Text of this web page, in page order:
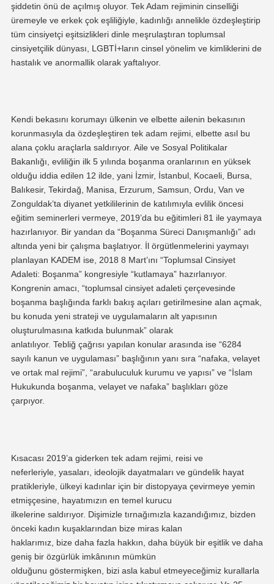
şiddetin önü de açılmış oluyor. Tek Adam rejiminin cinselliği
üremeyle ve erkek çok eşliliğiyle, kadınlığı annelikle özdeşleştirip
tüm cinsiyetçi eşitsizlikleri dinle meşrulaştıran toplumsal
cinsiyetçilikdünyası , LGBTİ+ların cinsel yönelim ve kimliklerini de
hastalık ve anormallik olarak yaftalıyor.
Kendi bekasını korumayı ülkenin ve elbette ailenin bekasının
korunmasıyla da özdeşleştiren tek adam rejimi, elbette asıl bu
alana çoklu araçlarla saldırıyor. Aile ve Sosyal Politikalar
Bakanlığı, evliliğin ilk 5 yılında boşanma oranlarının en yüksek
olduğu iddia edilen 12 ilde, yani İzmir, İstanbul, Kocaeli, Bursa,
Balıkesir, Tekirdağ, Manisa, Erzurum, Samsun, Ordu, Van ve
Zonguldak’ta diyanet yetkililerinin de katılımıyla evlilik öncesi
eğitim seminerleri vermeye, 2019’da bu eğitimleri 81 ile yaymaya
hazırlanıyor. Bir yandan da “Boşanma Süreci Danışmanlığı” adı
altında yeni bir çalışma başlatıyor. İl örgütlenmelerini yaymayı
planlayan KADEM ise, 2018 8 Mart’ını “Toplumsal Cinsiyet
Adaleti: Boşanma” kongresiyle “kutlamaya” hazırlanıyor.
Kongrenin amacı, “toplumsal cinsiyet adaleti çerçevesinde
boşanma başlığında farklı bakış açıları getirilmesine alan açmak,
bu konuda yeni strateji ve uygulamaların alt yapısının
oluşturulmasına katkıda bulunmak” olarak
anlatılıyor. Tebliğ çağrısı yapılan konular arasında ise “6284
sayılı kanun ve uygulaması” başlığının yanı sıra “nafaka, velayet
ve ortak mal rejimi”, “arabuluculuk kurumu ve yapısı” ve “İslam
Hukukunda boşanma, velayet ve nafaka” başlıkları göze
çarpıyor.
Kısacası 2019’a giderken tek adam rejimi, reisi ve
neferleriyle, yasaları, ideolojik dayatmaları ve gündelik hayat
pratikleriyle, ülkeyi kadınlar için bir distopyaya çevirmeye yemin
etmişçesine, hayatımızın en temel kurucu
ilkelerine saldırıyor. Dişimizle tırnağımızla kazandığımız, bizden
önceki kadın kuşaklarından bize miras kalan
haklarımız, bize daha fazla hakkın, daha büyük bir eşitlik ve daha
geniş bir özgürlük imkânının mümkün
olduğunu göstermişken, bizi asla kabul etmeyeceğimiz kurallarla